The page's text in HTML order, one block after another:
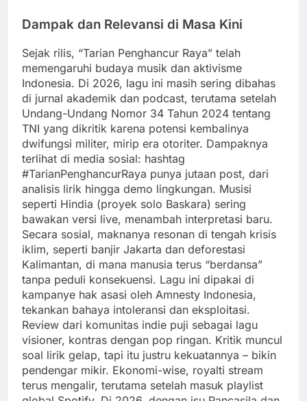
Dampak dan Relevansi di Masa Kini
Sejak rilis, “Tarian Penghancur Raya” telah
memengaruhi budaya musik dan aktivisme
Indonesia. Di 2026, lagu ini masih sering dibahas
di jurnal akademik dan podcast, terutama setelah
Undang-Undang Nomor 34 Tahun 2024 tentang
TNI yang dikritik karena potensi kembalinya
dwifungsi militer, mirip era otoriter. Dampaknya
terlihat di media sosial: hashtag
#TarianPenghancurRaya punya jutaan post, dari
analisis lirik hingga demo lingkungan. Musisi
seperti Hindia (proyek solo Baskara) sering
bawakan versi live, menambah interpretasi baru.
Secara sosial, maknanya resonan di tengah krisis
iklim, seperti banjir Jakarta dan deforestasi
Kalimantan, di mana manusia terus “berdansa”
tanpa peduli konsekuensi. Lagu ini dipakai di
kampanye hak asasi oleh Amnesty Indonesia,
tekankan bahaya intoleransi dan eksploitasi.
Review dari komunitas indie puji sebagai lagu
visioner, kontras dengan pop ringan. Kritik muncul
soal lirik gelap, tapi itu justru kekuatannya – bikin
pendengar mikir. Ekonomi-wise, royalti stream
terus mengalir, terutama setelah masuk playlist